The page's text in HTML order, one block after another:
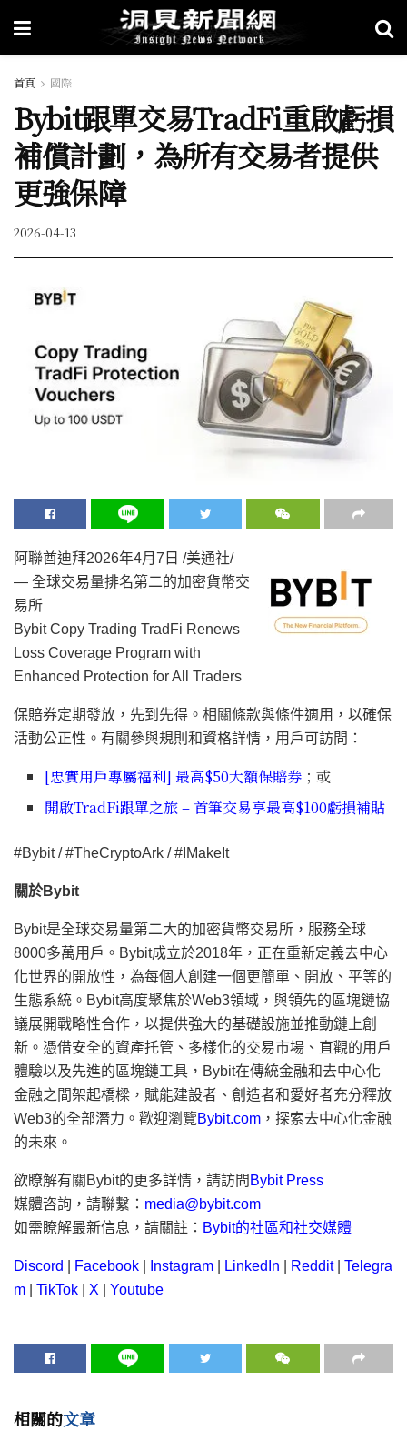
首頁 國際
Bybit跟單交易TradFi重啟虧損
補償計劃，為所有交易者提供
更強保障
2026-04-13
阿聯酋迪拜2026年4月7日 /美通社/
— 全球交易量排名第二的加密貨幣交
易所
Bybit Copy Trading TradFi Renews
Loss Coverage Program with
Enhanced Protection for All Traders
保賠券定期發放，先到先得。相關條款與條件適用，以確保
活動公正性。有關參與規則和資格詳情，用戶可訪問：
[忠實用戶專屬福利] 最高$50大額保賠券 ；或
開啟TradFi跟單之旅 – 首筆交易享最高$100虧損補貼
#Bybit / #TheCryptoArk / #IMakeIt
關於Bybit
Bybit是全球交易量第二大的加密貨幣交易所，服務全球
8000多萬用戶。Bybit成立於2018年，正在重新定義去中心
化世界的開放性，為每個人創建一個更簡單、開放、平等的
生態系統。Bybit高度聚焦於Web3領域，與領先的區塊鏈協
議展開戰略性合作，以提供強大的基礎設施並推動鏈上創
新。憑借安全的資產托管、多樣化的交易市場、直觀的用戶
體驗以及先進的區塊鏈工具，Bybit在傳統金融和去中心化
金融之間架起橋樑，賦能建設者、創造者和愛好者充分釋放
Web3的全部潛力。歡迎瀏覽Bybit.com ，探索去中心化金融
的未來。
欲瞭解有關 Bybit的更多詳情，請訪問 Bybit Press
媒體咨詢，請聯繫： media@bybit.com
如需瞭解最新信息，請關註： Bybit的社區和社交媒體
Discord Facebook Instagram LinkedIn Reddit|
Telegra
m
TikTok X Youtube
相關的文章